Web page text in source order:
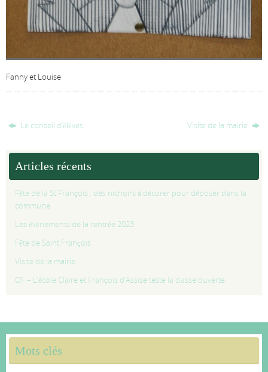
Fanny et Louise
Le conseil d’élèves Visite de la mairie
Articles récents
Fête de la St François : des nichoirs à décorer pour déposer dans la
commune
Les événements de la rentrée 2023
Fête de Saint François
Visite de la mairie
OF – L’école Claire et François d’Assise teste la classe ouverte
Mots clés